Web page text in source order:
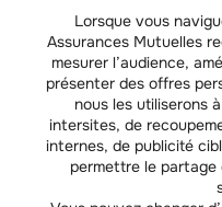
Lorsque vous
Assurances Mutuelles
mesurer l’audience,
présenter des offres
nous les utiliserons
intersites, de
internes, de publicité
permettre le partage
Cookies pour
Ces cookies peuvent être
partenaires publicitaires. Ils
pour établir des profils sur
publicités ciblées sur
identifiant votre navigateur
cette catégorie de cookies,